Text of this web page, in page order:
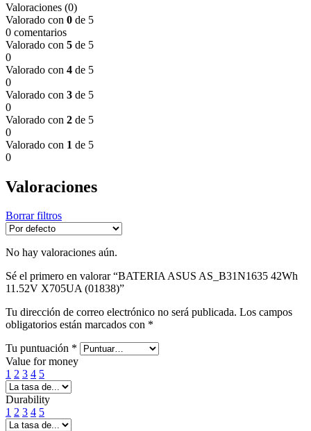
Valoraciones (0)
Valorado con 0 de 5
0 comentarios
Valorado con 5 de 5
0
Valorado con 4 de 5
0
Valorado con 3 de 5
0
Valorado con 2 de 5
0
Valorado con 1 de 5
0
Valoraciones
Borrar filtros
No hay valoraciones aún.
Sé el primero en valorar “BATERIA ASUS AS_B31N1635 42Wh
11.52V X705UA (01838)”
Tu dirección de correo electrónico no será publicada. Los campos
obligatorios están marcados con *
Tu puntuación *
Value for money
1 2 3 4 5
Durability
1 2 3 4 5